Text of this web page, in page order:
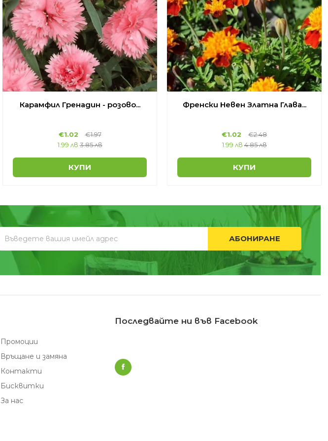
Карамфил Гренадин - розово...
€1.02 €1.97
1.99 лв 3.85 лв
КУПИ
Френски Невен Златна Глава...
€1.02 €2.48
1.99 лв 4.85 лв
КУПИ
АБОНИРАНЕ
Промоции
Връщане и замяна
Контакти
Бисквитки
За нас
Последвайте ни във Facebook